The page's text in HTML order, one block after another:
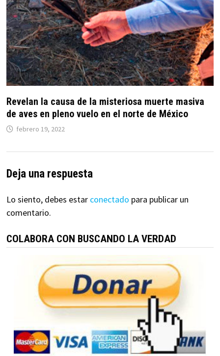
Revelan la causa de la misteriosa muerte masiva
de aves en pleno vuelo en el norte de México
febrero 19, 2022
Deja una respuesta
Lo siento, debes estar conectado para publicar un
comentario.
COLABORA CON BUSCANDO LA VERDAD